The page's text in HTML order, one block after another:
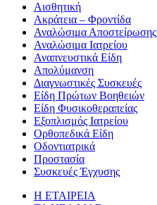
Αισθητική
Ακράτεια – Φροντίδα
Αναλώσιμα Αποστείρωσης
Αναλώσιμα Ιατρείου
Αναπνευστικά Είδη
Απολύμανση
Διαγνωστικές Συσκευές
Είδη Πρώτων Βοηθειών
Είδη Φυσικοθεραπείας
Εξοπλισμός Ιατρείου
Ορθοπεδικά Είδη
Οδοντιατρικά
Προστασία
Συσκευές Έγχυσης
Η ΕΤΑΙΡΕΙΑ